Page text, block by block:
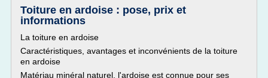
Toiture en ardoise : pose, prix et
informations
La toiture en ardoise
Caractéristiques, avantages et inconvénients de la toiture
en ardoise
Matériau minéral naturel, l'ardoise est connue pour ses